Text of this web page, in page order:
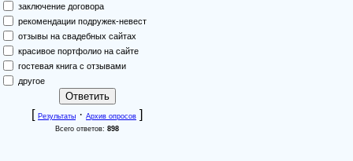
заключение договора
рекомендации подружек-невест
отзывы на свадебных сайтах
красивое портфолио на сайте
гостевая книга с отзывами
другое
[ Результаты · Архив опросов ]
Всего ответов: 898